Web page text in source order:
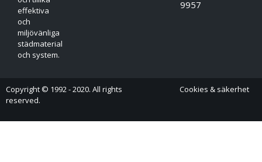
effektiva
och
miljövänliga
städmaterial
och system.
9957
Copyright © 1992 - 2020. All rights
reserved.
Cookies & säkerhet